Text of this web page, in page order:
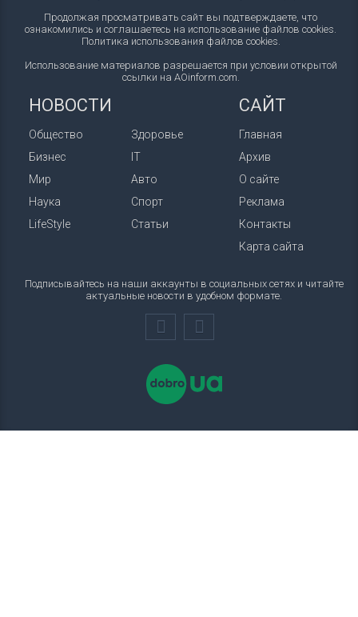
Продолжая просматривать сайт вы подтверждаете, что
ознакомились и соглашаетесь на использование файлов cookies.
Политика использования файлов cookies.
Использование материалов разрешается при условии открытой
ссылки на AOinform.com.
НОВОСТИ
Общество
Бизнес
Мир
Наука
LifeStyle
Здоровье
IT
Авто
Спорт
Статьи
САЙТ
Главная
Архив
О сайте
Реклама
Контакты
Карта сайта
Подписывайтесь на наши аккаунты в социальных сетях и читайте
актуальные новости в удобном формате.